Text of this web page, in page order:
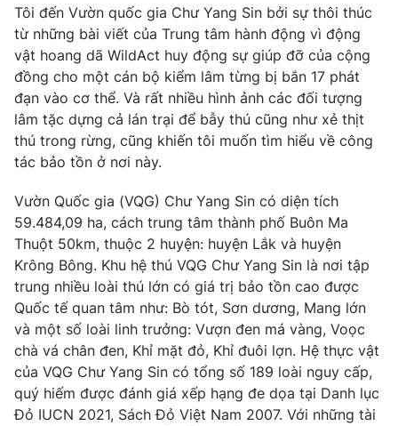
Thế giới đó đây
Câu chuyện quốc tế
Tài chính
Thị trường
Góc doanh nghiệp
Dữ liệu và đời sống
Truyền hình
Phim VTV
Hậu trường
Nhân vật
Khán giả
Giải sao mai
Giải trí
Âm nhạc
Sao
Đời sống
Du lịch
Làm đẹp
Chất lượng cuộc sống
Giáo dục
Tuyển sinh
Học trực tuyến
Công nghệ
Hitech Công nghệ tương lai
Sản phẩm
Thị trường
Giao lưu trực tuyến
Lịch phát sóng
Tôi đến Vườn quốc gia Chư Yang Sin bởi sự thôi thúc
từ những bài viết của Trung tâm hành động vì động
vật hoang dã WildAct huy động sự giúp đỡ của cộng
đồng cho một cán bộ kiểm lâm từng bị bắn 17 phát
đạn vào cơ thể. Và rất nhiều hình ảnh các đối tượng
lâm tặc dựng cả lán trại để bẫy thú cũng như xẻ thịt
thú trong rừng, cũng khiến tôi muốn tìm hiểu về công
tác bảo tồn ở nơi này.
Vườn Quốc gia (VQG) Chư Yang Sin có diện tích
59.484,09 ha, cách trung tâm thành phố Buôn Ma
Thuột 50km, thuộc 2 huyện: huyện Lắk và huyện
Krông Bông. Khu hệ thú VQG Chư Yang Sin là nơi tập
trung nhiều loài thú lớn có giá trị bảo tồn cao được
Quốc tế quan tâm như: Bò tót, Sơn dương, Mang lớn
và một số loài linh trưởng: Vượn đen má vàng, Voọc
chà vá chân đen, Khỉ mặt đỏ, Khỉ đuôi lợn. Hệ thực vật
của VQG Chư Yang Sin có tổng số 189 loài nguy cấp,
quý hiếm được đánh giá xếp hạng đe dọa tại Danh lục
Đỏ IUCN 2021, Sách Đỏ Việt Nam 2007. Với những tài